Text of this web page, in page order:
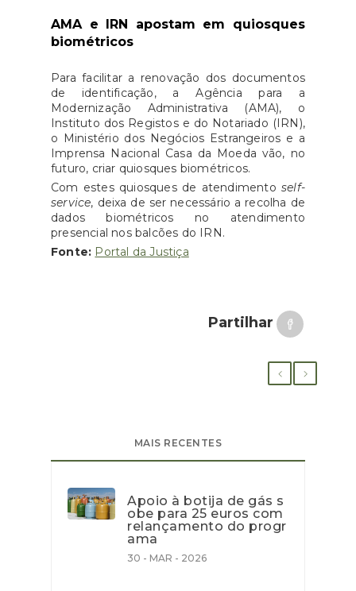
AMA e IRN apostam em quiosques
biométricos
Para facilitar a renovação dos documentos
de identificação, a Agência para a
Modernização Administrativa (AMA), o
Instituto dos Registos e do Notariado (IRN),
o Ministério dos Negócios Estrangeiros e a
Imprensa Nacional Casa da Moeda vão, no
futuro, criar quiosques biométricos.
Com estes quiosques de atendimento self-
service, deixa de ser necessário a recolha de
dados biométricos no atendimento
presencial nos balcões do IRN.
Fonte: Portal da Justiça
Partilhar
MAIS RECENTES
Apoio à botija de gás s
obe para 25 euros com
relançamento do progr
ama
30 - MAR - 2026